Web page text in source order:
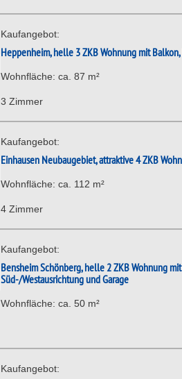
Kaufangebot:
Heppenheim, helle 3 ZKB Wohnung mit
Wohnfläche: ca. 87 m²
3 Zimmer
Kaufangebot:
Einhausen Neubaugebiet, attraktive 4 ZKB
Wohnfläche: ca. 112 m²
4 Zimmer
Kaufangebot:
Bensheim Schönberg, helle 2 ZKB Wohnung
Süd-/Westausrichtung und Garage
Wohnfläche: ca. 50 m²
Kaufangebot: